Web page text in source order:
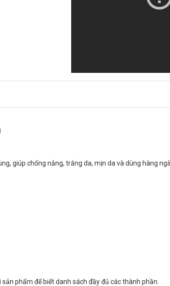
giúp chống nắng, trắng da, mịn da và dùng hàng
phẩm để biết danh sách đầy đủ các thành phần.